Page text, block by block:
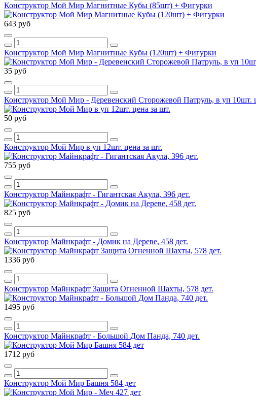
Конструктор Мой Мир Магнитные Кубы (85шт) + Фигурки
643 руб
Конструктор Мой Мир Магнитные Кубы (120шт) + Фигурки
35 руб
Конструктор Мой Мир - Деревенский Сторожевой Патруль, в уп 10шт.
50 руб
Конструктор Мой Мир в уп 12шт. цена за шт.
755 руб
Конструктор Майнкрафт - Гигантская Акула, 396 дет.
825 руб
Конструктор Майнкрафт - Домик на Дереве, 458 дет.
1336 руб
Конструктор Майнкрафт Защита Огненной Шахты, 578 дет.
1495 руб
Конструктор Майнкрафт - Большой Дом Панда, 740 дет.
1712 руб
Конструктор Мой Мир Башня 584 дет